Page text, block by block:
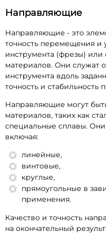
Направляющие
Направляющие - это
точность перемещения и
инструмента (фрезы) или
материалов. Они служат
инструмента вдоль
точность и стабильность
Направляющие могут
материалов, таких как
специальные сплавы.
включая:
линейные,
винтовые,
круглые,
прямоугольные в
применения.
Качество и точность
на окончательный